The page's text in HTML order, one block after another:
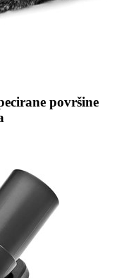
površine